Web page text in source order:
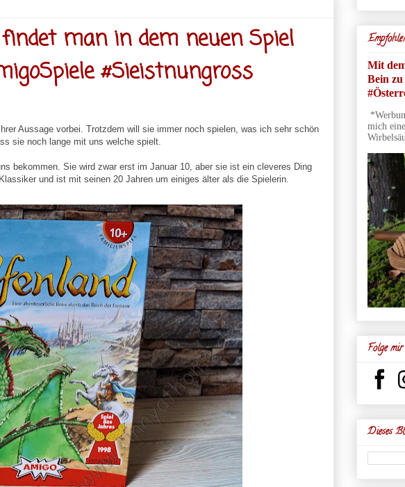
man in dem neuen Spiel
#Sieistnungross
Aussage vorbei. Trotzdem will sie immer noch spielen, was ich sehr schön
sie noch lange mit uns welche spielt.
bekommen. Sie wird zwar erst im Januar 10, aber sie ist ein cleveres Ding
und ist mit seinen 20 Jahren um einiges älter als die Spielerin.
Mit
Bein
mich
Folge
Dieses